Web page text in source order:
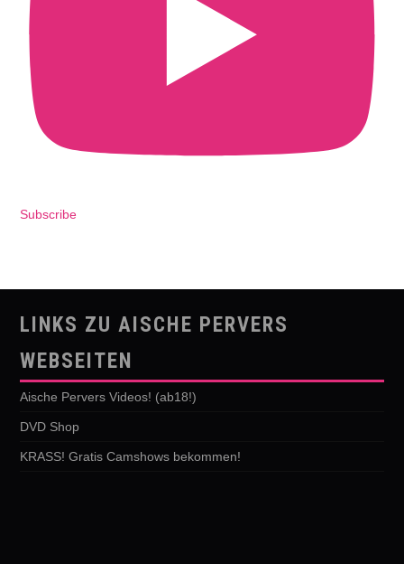
Subscribe
LINKS ZU AISCHE PERVERS
WEBSEITEN
Aische Pervers Videos! (ab18!)
DVD Shop
KRASS! Gratis Camshows bekommen!